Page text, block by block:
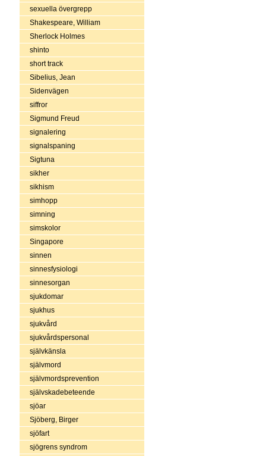
sexuella övergrepp
Shakespeare, William
Sherlock Holmes
shinto
short track
Sibelius, Jean
Sidenvägen
siffror
Sigmund Freud
signalering
signalspaning
Sigtuna
sikher
sikhism
simhopp
simning
simskolor
Singapore
sinnen
sinnesfysiologi
sinnesorgan
sjukdomar
sjukhus
sjukvård
sjukvårdspersonal
självkänsla
självmord
självmordsprevention
självskadebeteende
sjöar
Sjöberg, Birger
sjöfart
sjögrens syndrom